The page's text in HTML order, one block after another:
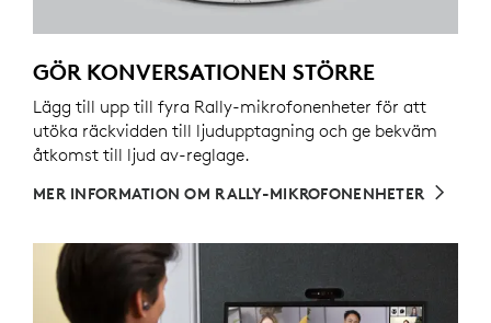
GÖR KONVERSATIONEN STÖRRE
Lägg till upp till fyra Rally-mikrofonenheter för att
utöka räckvidden till ljudupptagning och ge bekväm
åtkomst till ljud av-reglage.
MER INFORMATION OM RALLY-MIKROFONENHETER